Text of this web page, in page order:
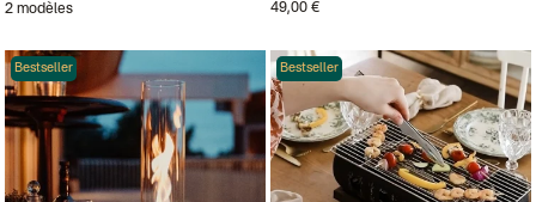
2 modèles 49,00 €
Bestseller Bestseller